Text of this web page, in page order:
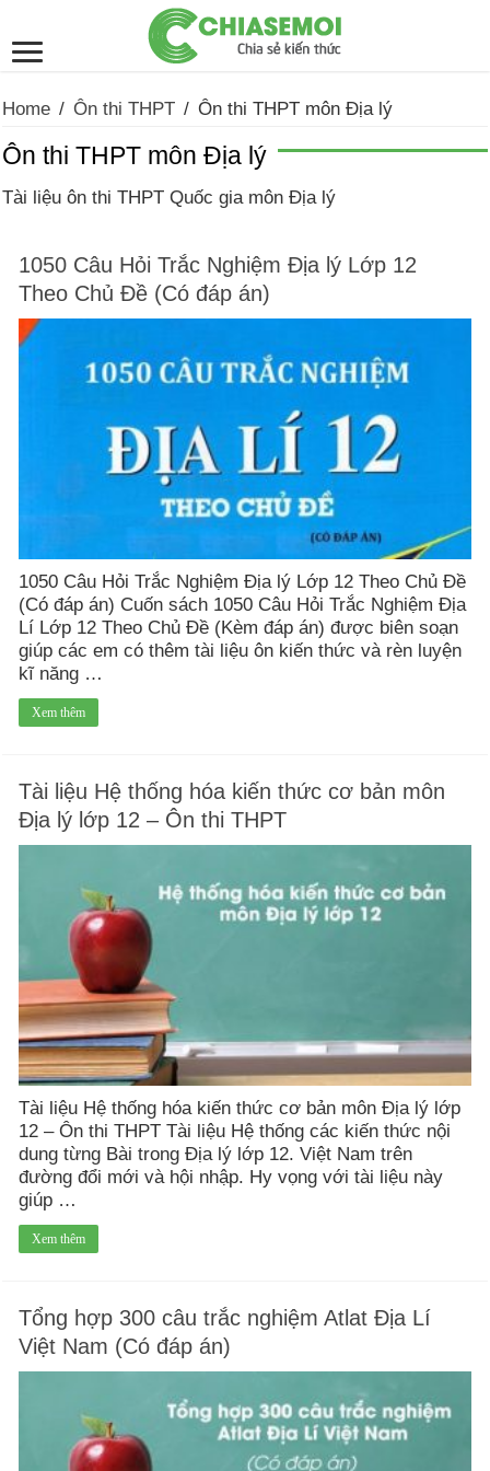
Home / Ôn thi THPT / Ôn thi THPT môn Địa lý
Ôn thi THPT môn Địa lý
Tài liệu ôn thi THPT Quốc gia môn Địa lý
1050 Câu Hỏi Trắc Nghiệm Địa lý Lớp 12
Theo Chủ Đề (Có đáp án)
1050 Câu Hỏi Trắc Nghiệm Địa lý Lớp 12 Theo Chủ Đề
(Có đáp án) Cuốn sách 1050 Câu Hỏi Trắc Nghiệm Địa
Lí Lớp 12 Theo Chủ Đề (Kèm đáp án) được biên soạn
giúp các em có thêm tài liệu ôn kiến thức và rèn luyện
kĩ năng …
Xem thêm
Tài liệu Hệ thống hóa kiến thức cơ bản môn
Địa lý lớp 12 – Ôn thi THPT
Tài liệu Hệ thống hóa kiến thức cơ bản môn Địa lý lớp
12 – Ôn thi THPT Tài liệu Hệ thống các kiến thức nội
dung từng Bài trong Địa lý lớp 12. Việt Nam trên
đường đổi mới và hội nhập. Hy vọng với tài liệu này
giúp …
Xem thêm
Tổng hợp 300 câu trắc nghiệm Atlat Địa Lí
Việt Nam (Có đáp án)